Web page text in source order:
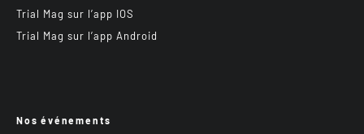
Trial Mag sur l’app IOS
Trial Mag sur l’app Android
Nos événements